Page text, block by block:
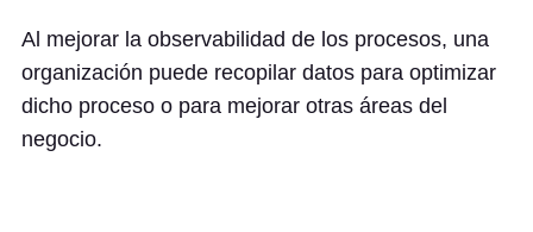
Al mejorar la observabilidad de los procesos, una
organización puede recopilar datos para optimizar
dicho proceso o para mejorar otras áreas del
negocio.